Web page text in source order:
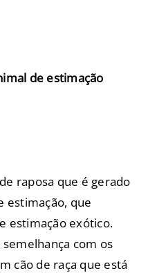
de estimação
raposa que é gerado
estimação, que
estimação exótico.
com os
cão de raça que está